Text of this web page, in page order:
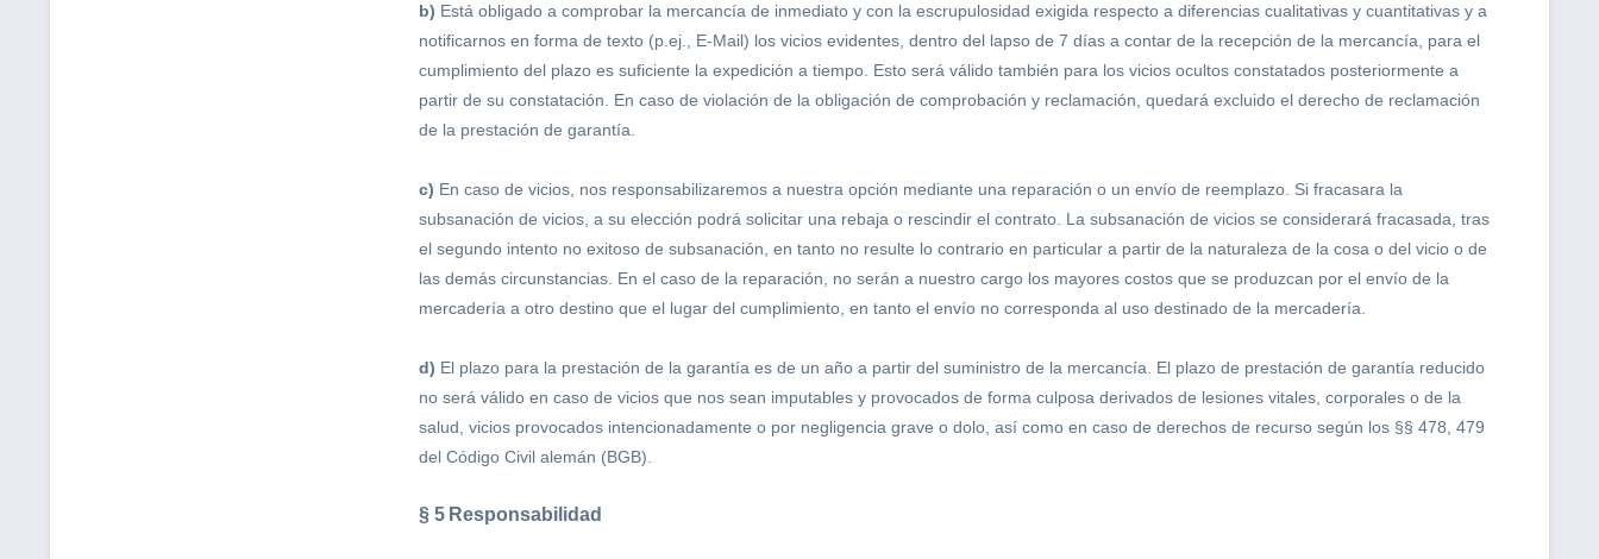
b) Está obligado a comprobar la mercancía de inmediato y con la escrupulosidad exigida respecto a diferencias cualitativas y cuantitativas y a
notificarnos en forma de texto (p.ej., E-Mail) los vicios evidentes, dentro del lapso de 7 días a contar de la recepción de la mercancía, para el
cumplimiento del plazo es suficiente la expedición a tiempo. Esto será válido también para los vicios ocultos constatados posteriormente a
partir de su constatación. En caso de violación de la obligación de comprobación y reclamación, quedará excluido el derecho de reclamación
de la prestación de garantía.
c) En caso de vicios, nos responsabilizaremos a nuestra opción mediante una reparación o un envío de reemplazo. Si fracasara la
subsanación de vicios, a su elección podrá solicitar una rebaja o rescindir el contrato. La subsanación de vicios se considerará fracasada, tras
el segundo intento no exitoso de subsanación, en tanto no resulte lo contrario en particular a partir de la naturaleza de la cosa o del vicio o de
las demás circunstancias. En el caso de la reparación, no serán a nuestro cargo los mayores costos que se produzcan por el envío de la
mercadería a otro destino que el lugar del cumplimiento, en tanto el envío no corresponda al uso destinado de la mercadería.
d) El plazo para la prestación de la garantía es de un año a partir del suministro de la mercancía. El plazo de prestación de garantía reducido
no será válido en caso de vicios que nos sean imputables y provocados de forma culposa derivados de lesiones vitales, corporales o de la
salud, vicios provocados intencionadamente o por negligencia grave o dolo, así como en caso de derechos de recurso según los §§ 478, 479
del Código Civil alemán (BGB).
§ 5 Responsabilidad